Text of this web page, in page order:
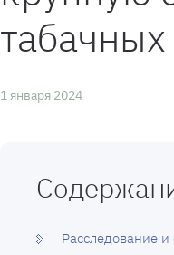
1 января 2024
Расследование